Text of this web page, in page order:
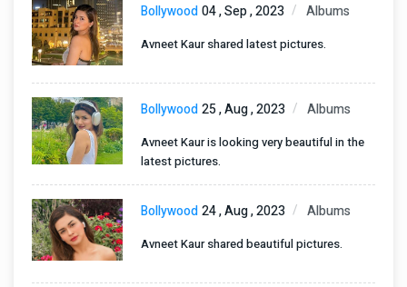
Bollywood04 , Sep , 2023 Albums
Avneet Kaur shared latest pictures.
Bollywood25 , Aug , 2023 Albums
Avneet Kaur is looking very beautiful in the
latest pictures.
Bollywood24 , Aug , 2023 Albums
Avneet Kaur shared beautiful pictures.